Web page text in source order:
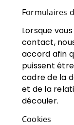
Formulaires
Lorsque
contact,
accord afin
puissent
cadre de la
et de la
découler.
Cookies